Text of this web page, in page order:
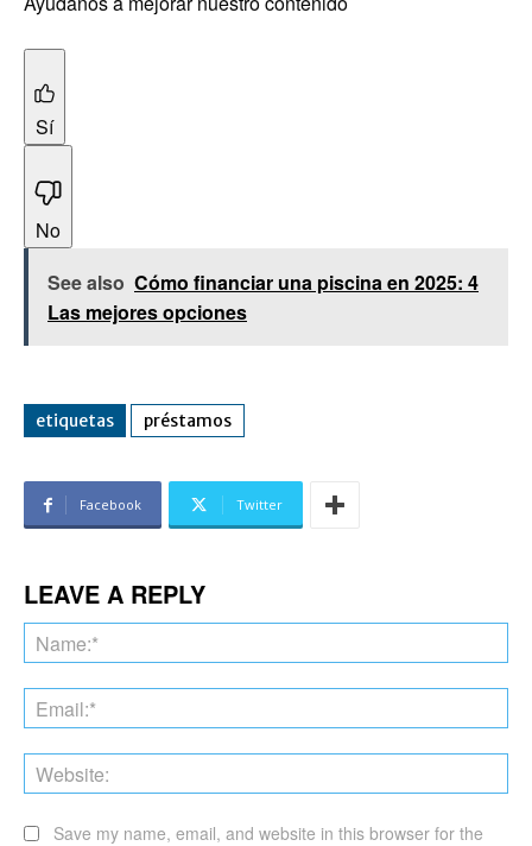
Sí
No
See also Cómo financiar una piscina en 2025: 4
Las mejores opciones
etiquetas préstamos
Facebook Twitter
LEAVE A REPLY
Save my name, email, and website in this browser for the